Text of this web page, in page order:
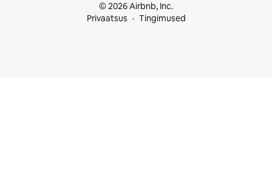
© 2026 Airbnb, Inc.
Privaatsus
Tingimused